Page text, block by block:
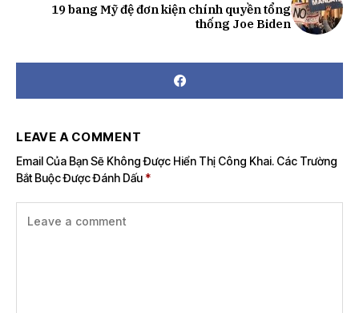
19 bang Mỹ đệ đơn kiện chính quyền tổng
thống Joe Biden
LEAVE A COMMENT
Email Của Bạn Sẽ Không Được Hiển Thị Công Khai. Các Trường
Bắt Buộc Được Đánh Dấu *